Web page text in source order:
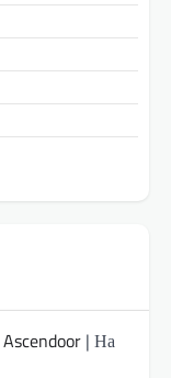
Ascendoor | На